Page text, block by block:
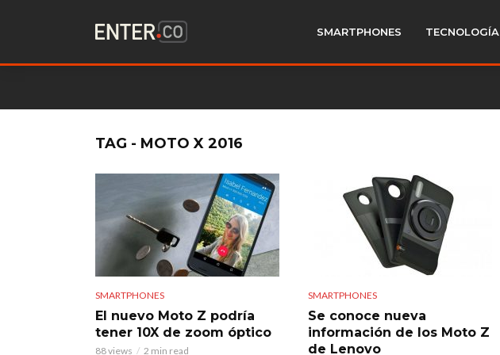
SMARTPHONES TECNOLOGÍA
TAG - MOTO X 2016
SMARTPHONES
El nuevo Moto Z podría
tener 10X de zoom óptico
88 views 2 min read
SMARTPHONES
Se conoce nueva
información de los Moto Z
de Lenovo